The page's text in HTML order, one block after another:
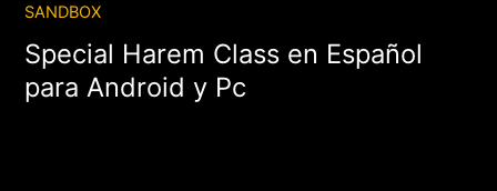
SANDBOX
Special Harem Class en Español
para Android y Pc